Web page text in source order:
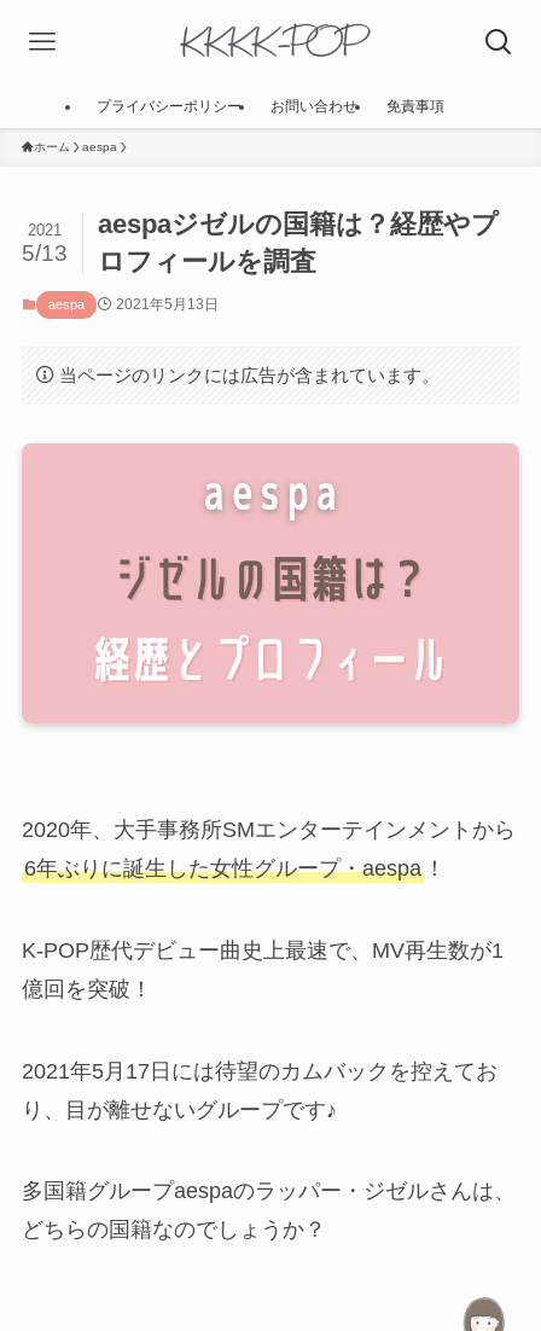
プライバシーポリシー お問い合わせ 免責事項
ホーム aespa
aespaジゼルの国籍は？経歴やプ
ロフィールを調査
2021
5/13
aespa 2021年5月13日
当ページのリンクには広告が含まれています。
2020年、大手事務所SMエンターテインメントから
6年ぶりに誕生した女性グループ・aespa！
K-POP歴代デビュー曲史上最速で、MV再生数が1
億回を突破！
2021年5月17日には待望のカムバックを控えてお
り、目が離せないグループです♪
多国籍グループaespaのラッパー・ジゼルさんは、
どちらの国籍なのでしょうか？